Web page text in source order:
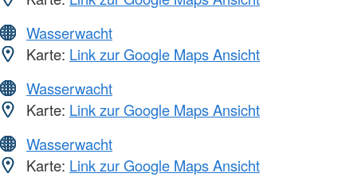
Wasserwacht
Karte: Link zur Google Maps Ansicht
Wasserwacht
Karte: Link zur Google Maps Ansicht
Wasserwacht
Karte: Link zur Google Maps Ansicht